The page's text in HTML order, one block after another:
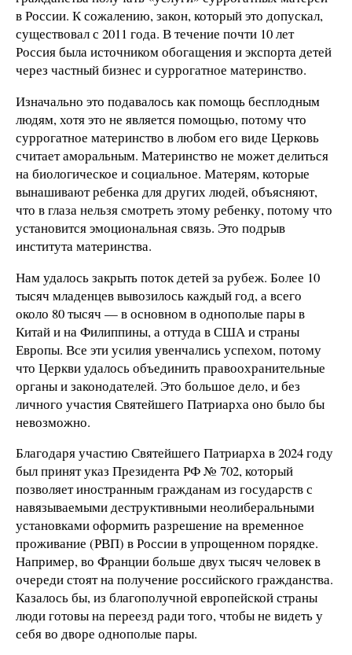
в России. К сожалению, закон, который это допускал,
существовал с 2011 года. В течение почти 10 лет
Россия была источником обогащения и экспорта детей
через частный бизнес и суррогатное материнство.
Изначально это подавалось как помощь бесплодным
людям, хотя это не является помощью, потому что
суррогатное материнство в любом его виде Церковь
считает аморальным. Материнство не может делиться
на биологическое и социальное. Матерям, которые
вынашивают ребенка для других людей, объясняют,
что в глаза нельзя смотреть этому ребенку, потому что
установится эмоциональная связь. Это подрыв
института материнства.
Нам удалось закрыть поток детей за рубеж. Более 10
тысяч младенцев вывозилось каждый год, а всего
около 80 тысяч — в основном в однополые пары в
Китай и на Филиппины, а оттуда в США и страны
Европы. Все эти усилия увенчались успехом, потому
что Церкви удалось объединить правоохранительные
органы и законодателей. Это большое дело, и без
личного участия Святейшего Патриарха оно было бы
невозможно.
Благодаря участию Святейшего Патриарха в 2024 году
был принят указ Президента РФ № 702, который
позволяет иностранным гражданам из государств с
навязываемыми деструктивными неолиберальными
установками оформить разрешение на временное
проживание (РВП) в России в упрощенном порядке.
Например, во Франции больше двух тысяч человек в
очереди стоят на получение российского гражданства.
Казалось бы, из благополучной европейской страны
люди готовы на переезд ради того, чтобы не видеть у
себя во дворе однополые пары.